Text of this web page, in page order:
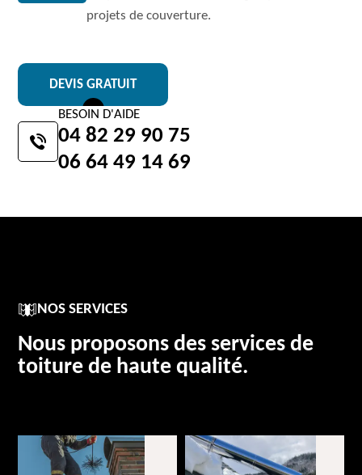
projets de couverture.
DEVIS GRATUIT
BESOIN D'AIDE
04 82 29 90 75
06 64 49 14 69
NOS SERVICES
Nous proposons des services de
toiture de haute qualité.